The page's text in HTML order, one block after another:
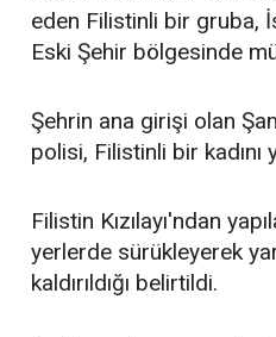
eden Filistinli bir gruba,
Eski Şehir bölgesinde
Şehrin ana girişi olan
polisi, Filistinli bir
Filistin Kızılayı'ndan
yerlerde sürükleyerek
kaldırıldığı belirtildi.